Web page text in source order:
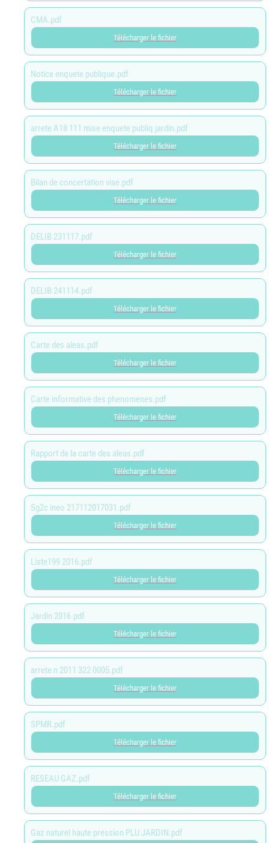
CMA.pdf
Télécharger le fichier
Notice enquete publique.pdf
Télécharger le fichier
arrete A18 111 mise enquete publiq jardin.pdf
Télécharger le fichier
Bilan de concertation vise.pdf
Télécharger le fichier
DELIB 231117.pdf
Télécharger le fichier
DELIB 241114.pdf
Télécharger le fichier
Carte des aleas.pdf
Télécharger le fichier
Carte informative des phenomenes.pdf
Télécharger le fichier
Rapport de la carte des aleas.pdf
Télécharger le fichier
Sg2c ineo 217112017031.pdf
Télécharger le fichier
Liste199 2016.pdf
Télécharger le fichier
Jardin 2016.pdf
Télécharger le fichier
arrete n 2011 322 0005.pdf
Télécharger le fichier
SPMR.pdf
Télécharger le fichier
RESEAU GAZ.pdf
Télécharger le fichier
Gaz naturel haute pression PLU JARDIN.pdf